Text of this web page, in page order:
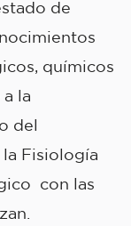
de
químicos
la
del
Fisiología
con las